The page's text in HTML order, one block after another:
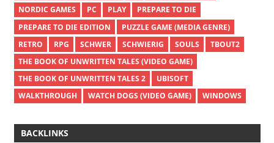
NORDIC GAMES
PC PLAY
PREPARE TO DIE
PREPARE TO DIE EDITION
PUZZLE GAME (MEDIA GENRE)
RETRO
RPG SCHWER SCHWIERIG SOULS
TBOUT2
THE BOOK OF UNWRITTEN TALES (VIDEO GAME)
THE BOOK OF UNWRITTEN TALES 2
UBISOFT
WALKTHROUGH
WATCH DOGS (VIDEO GAME) WINDOWS
BACKLINKS